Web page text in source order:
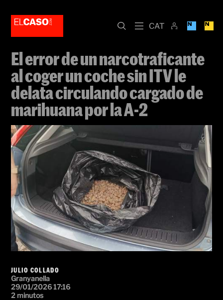
El error de un narcotraficante
al coger un coche sin ITV le
delata circulando cargado de
marihuana por la A-2
JULIO COLLADO
Granyanella
29/01/2026 17:16
2 minutos